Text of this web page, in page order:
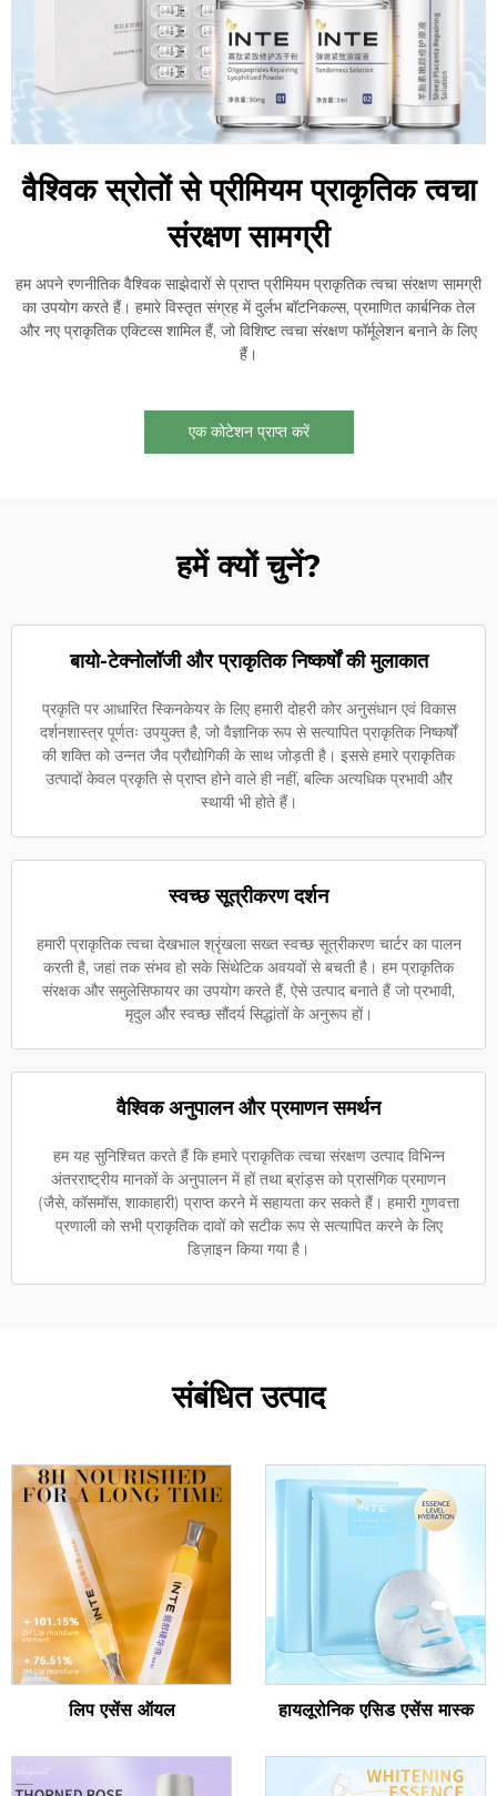
वैश्विक स्रोतों से प्रीमियम प्राकृतिक त्वचा
संरक्षण सामग्री
हम अपने रणनीतिक वैश्विक साझेदारों से प्राप्त प्रीमियम प्राकृतिक त्वचा संरक्षण सामग्री
का उपयोग करते हैं। हमारे विस्तृत संग्रह में दुर्लभ बॉटनिकल्स, प्रमाणित कार्बनिक तेल
और नए प्राकृतिक एक्टिव्स शामिल हैं, जो विशिष्ट त्वचा संरक्षण फॉर्मूलेशन बनाने के लिए
हैं।
एक कोटेशन प्राप्त करें
हमें क्यों चुनें?
बायो-टेक्नोलॉजी और प्राकृतिक निष्कर्षों की मुलाकात
प्रकृति पर आधारित स्किनकेयर के लिए हमारी दोहरी कोर अनुसंधान एवं विकास
दर्शनशास्त्र पूर्णतः उपयुक्त है, जो वैज्ञानिक रूप से सत्यापित प्राकृतिक निष्कर्षों
की शक्ति को उन्नत जैव प्रौद्योगिकी के साथ जोड़ती है। इससे हमारे प्राकृतिक
उत्पादों केवल प्रकृति से प्राप्त होने वाले ही नहीं, बल्कि अत्यधिक प्रभावी और
स्थायी भी होते हैं।
स्वच्छ सूत्रीकरण दर्शन
हमारी प्राकृतिक त्वचा देखभाल श्रृंखला सख्त स्वच्छ सूत्रीकरण चार्टर का पालन
करती है, जहां तक संभव हो सके सिंथेटिक अवयवों से बचती है। हम प्राकृतिक
संरक्षक और समुलेसिफायर का उपयोग करते हैं, ऐसे उत्पाद बनाते हैं जो प्रभावी,
मृदुल और स्वच्छ सौंदर्य सिद्धांतों के अनुरूप हों।
वैश्विक अनुपालन और प्रमाणन समर्थन
हम यह सुनिश्चित करते हैं कि हमारे प्राकृतिक त्वचा संरक्षण उत्पाद विभिन्न
अंतरराष्ट्रीय मानकों के अनुपालन में हों तथा ब्रांड्स को प्रासंगिक प्रमाणन
(जैसे, कॉसमॉस, शाकाहारी) प्राप्त करने में सहायता कर सकते हैं। हमारी गुणवत्ता
प्रणाली को सभी प्राकृतिक दावों को सटीक रूप से सत्यापित करने के लिए
डिज़ाइन किया गया है।
संबंधित उत्पाद
लिप एसेंस ऑयल हायलूरोनिक एसिड एसेंस मास्क